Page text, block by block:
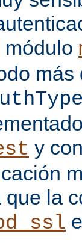
y
que la